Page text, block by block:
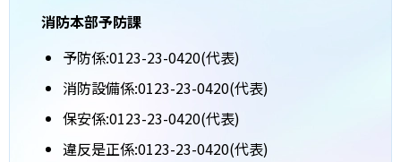
消防本部予防課
予防係:0123-23-0420(代表)
消防設備係:0123-23-0420(代表)
保安係:0123-23-0420(代表)
違反是正係:0123-23-0420(代表)